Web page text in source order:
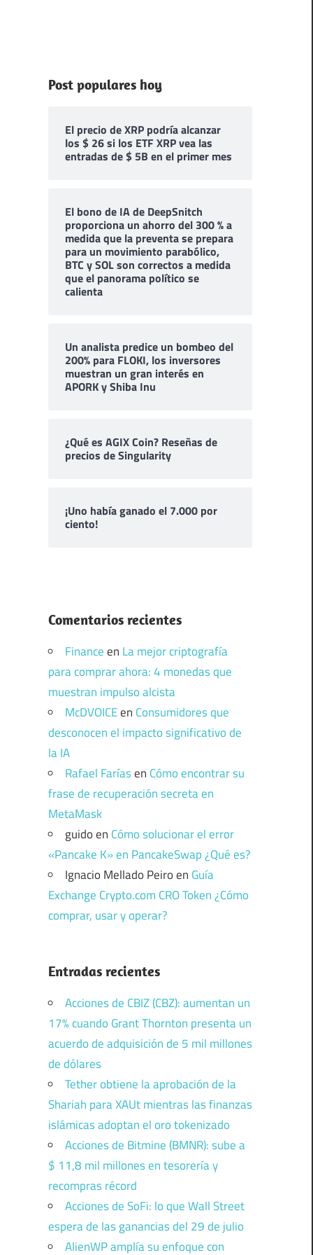
Post populares hoy
El precio de XRP podría alcanzar
los $ 26 si los ETF XRP vea las
entradas de $ 5B en el primer mes
El bono de IA de DeepSnitch
proporciona un ahorro del 300 % a
medida que la preventa se prepara
para un movimiento parabólico,
BTC y SOL son correctos a medida
que el panorama político se
calienta
Un analista predice un bombeo del
200% para FLOKI, los inversores
muestran un gran interés en
APORK y Shiba Inu
¿Qué es AGIX Coin? Reseñas de
precios de Singularity
¡Uno había ganado el 7.000 por
ciento!
Comentarios recientes
Financeen La mejor criptografía
para comprar ahora: 4 monedas que
muestran impulso alcista
McDVOICEen Consumidores que
desconocen el impacto significativo de
la IA
Rafael Faríasen Cómo encontrar su
frase de recuperación secreta en
MetaMask
guidoen Cómo solucionar el error
«Pancake K» en PancakeSwap ¿Qué es?
Ignacio Mellado Peiroen Guía
Exchange Crypto.com CRO Token ¿Cómo
comprar, usar y operar?
Entradas recientes
Acciones de CBIZ (CBZ): aumentan un
17% cuando Grant Thornton presenta un
acuerdo de adquisición de 5 mil millones
de dólares
Tether obtiene la aprobación de la
Shariah para XAUt mientras las finanzas
islámicas adoptan el oro tokenizado
Acciones de Bitmine (BMNR): sube a
$ 11,8 mil millones en tesorería y
recompras récord
Acciones de SoFi: lo que Wall Street
espera de las ganancias del 29 de julio
AlienWP amplía su enfoque con